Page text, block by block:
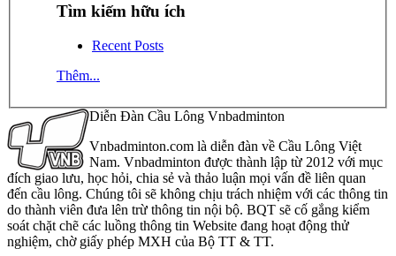
Tìm kiếm hữu ích
Recent Posts
Thêm...
Diễn Đàn Cầu Lông Vnbadminton
Vnbadminton.com là diễn đàn về Cầu Lông Việt
Nam. Vnbadminton được thành lập từ 2012 với mục
đích giao lưu, học hỏi, chia sẻ và thảo luận mọi vấn đề liên quan
đến cầu lông. Chúng tôi sẽ không chịu trách nhiệm với các thông tin
do thành viên đưa lên trừ thông tin nội bộ. BQT sẽ cố gắng kiểm
soát chặt chẽ các luồng thông tin Website đang hoạt động thử
nghiệm, chờ giấy phép MXH của Bộ TT & TT.